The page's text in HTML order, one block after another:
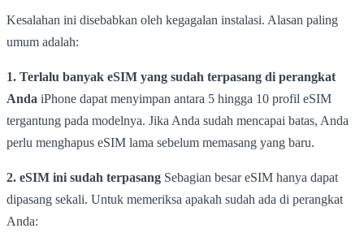
Kesalahan ini disebabkan oleh kegagalan instalasi. Alasan paling
umum adalah:
1. Terlalu banyak eSIM yang sudah terpasang di perangkat
Anda iPhone dapat menyimpan antara 5 hingga 10 profil eSIM
tergantung pada modelnya. Jika Anda sudah mencapai batas, Anda
perlu menghapus eSIM lama sebelum memasang yang baru.
2. eSIM ini sudah terpasang Sebagian besar eSIM hanya dapat
dipasang sekali. Untuk memeriksa apakah sudah ada di perangkat
Anda: